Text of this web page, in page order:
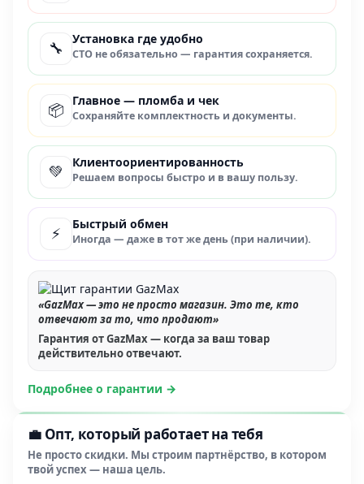
🔧 Установка где удобно
СТО не обязательно — гарантия сохраняется.
📦 Главное — пломба и чек
Сохраняйте комплектность и документы.
💚 Клиентоориентированность
Решаем вопросы быстро и в вашу пользу.
⚡ Быстрый обмен
Иногда — даже в тот же день (при наличии).
«GazMax — это не просто магазин. Это те, кто
отвечают за то, что продают»
Гарантия от GazMax — когда за ваш товар
действительно отвечают.
Подробнее о гарантии →
💼 Опт, который работает на тебя
Не просто скидки. Мы строим партнёрство, в котором
твой успех — наша цель.